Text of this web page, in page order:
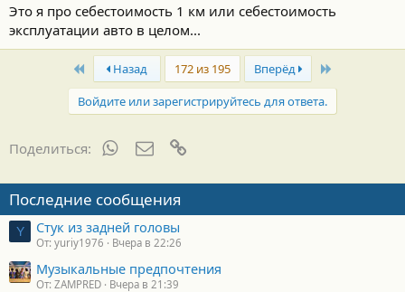
Это я про себестоимость 1 км или себестоимость
эксплуатации авто в целом...
First Назад 172 из 195 Вперёд
Войдите или зарегистрируйтесь для ответа.
Поделиться: WhatsAppЭлектронная почта
Последние сообщения
Y Стук из задней головы
От: yuriy1976 Вчера в 22:26
Музыкальные предпочтения
От: ZAMPRED Вчера в 21:39